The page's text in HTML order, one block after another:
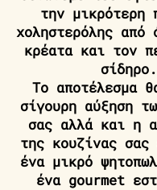
την μικρότερη
χοληστερόλης από
κρέατα και τον
σίδηρο.
Το αποτέλεσμα
σίγουρη αύξηση
σας αλλά και η
της κουζίνας σας
ένα μικρό
ένα gourmet